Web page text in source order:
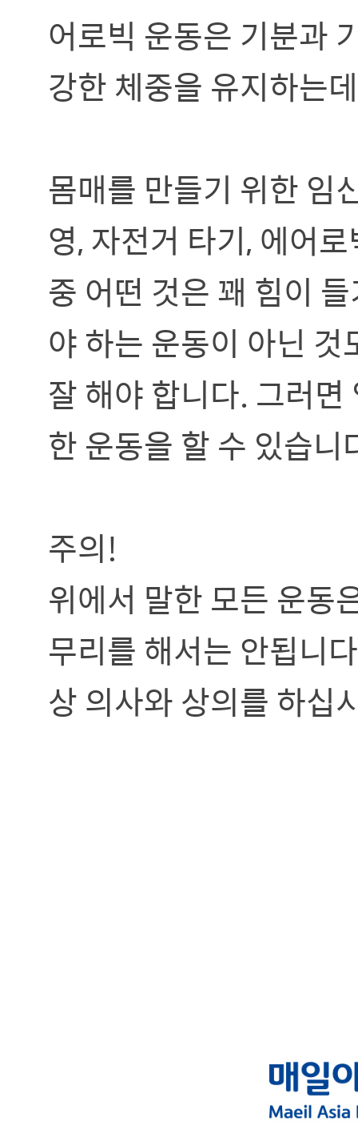
어로빅 운동은 기분과
강한 체중을 유지하는
몸매를 만들기 위한 임
영, 자전거 타기, 에어
중 어떤 것은 꽤 힘이
야 하는 운동이 아닌
잘 해야 합니다. 그러
한 운동을 할 수 있습니
주의!
위에서 말한 모든 운동
무리를 해서는 안됩니
상 의사와 상의를 하십